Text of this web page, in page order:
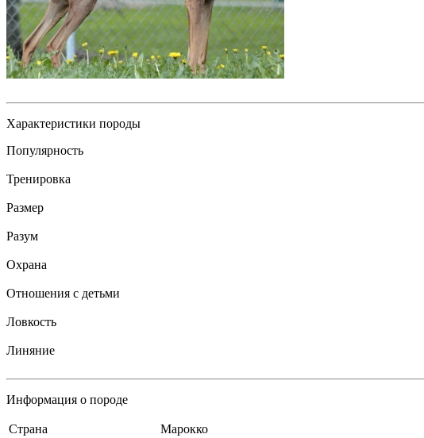
Характеристики породы
Популярность
Тренировка
Размер
Разум
Охрана
Отношения с детьми
Ловкость
Линяние
Информация о породе
Страна
Марокко